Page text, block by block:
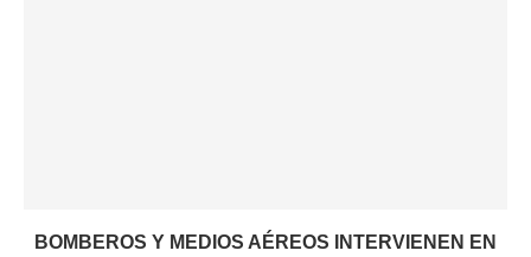
BOMBEROS Y MEDIOS AÉREOS INTERVIENEN EN